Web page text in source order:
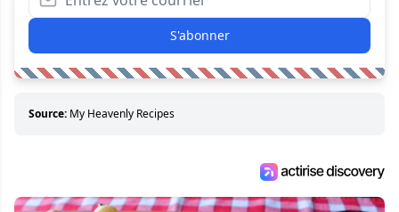
S'abonner
Source: My Heavenly Recipes